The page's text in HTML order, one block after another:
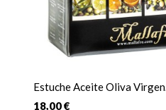
Estuche Aceite Oliva Virgen
Condimentado
18,00 €